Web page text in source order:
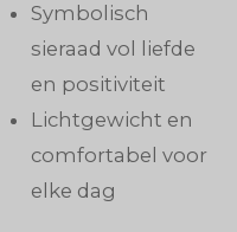
Symbolisch
sieraad vol liefde
en positiviteit
Lichtgewicht en
comfortabel voor
elke dag